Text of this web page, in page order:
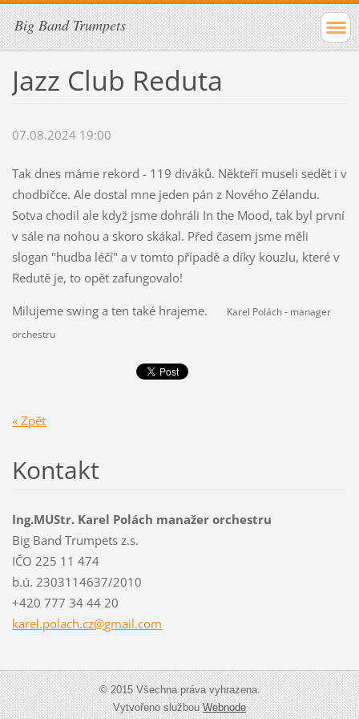
Big Band Trumpets
Jazz Club Reduta
07.08.2024 19:00
Tak dnes máme rekord - 119 diváků. Někteří museli sedět i v
chodbičce. Ale dostal mne jeden pán z Nového Zélandu.
Sotva chodil ale když jsme dohráli In the Mood, tak byl první
v sále na nohou a skoro skákal. Před časem jsme měli
slogan "hudba léčí" a v tomto případě a díky kouzlu, které v
Redutě je, to opět zafungovalo!
Milujeme swing a ten také hrajeme.
Karel Polách - manager
orchestru
« Zpět
Kontakt
Ing.MUStr. Karel Polách manažer orchestru
Big Band Trumpets z.s.
IČO 225 11 474
b.ú. 2303114637/2010
+420 777 34 44 20
karel.polach.cz@gmail.com
© 2015 Všechna práva vyhrazena.
Vytvořeno službouWebnode